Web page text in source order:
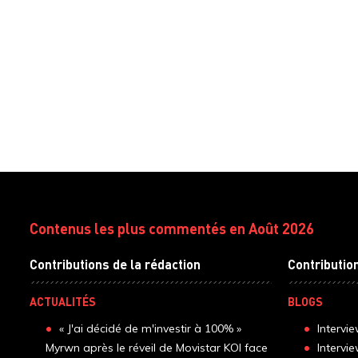
Contenus les plus commentés en Août 2026
Contributions de la rédaction
ACTUALITÉS
« J'ai décidé de m'investir à 100% »
Myrwn après le réveil de Movistar KOI face
BLOGS